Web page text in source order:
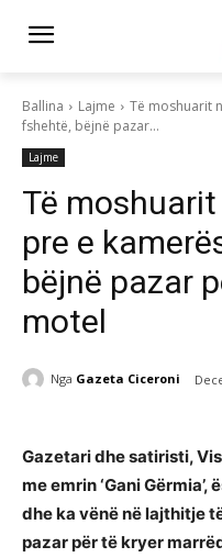
Ballina Lajme
Të moshuarit
fshehtë, bëjnë pazar...
Lajme
Të
pre e
bëjnë pazar
motel
Nga Gazeta Ciceroni
Gazetari dhe satiristi,
me emrin ‘Gani
dhe ka vënë në lajthitje
pazar për të kryer